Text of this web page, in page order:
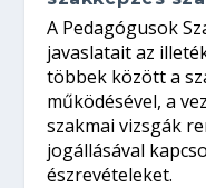
A Pedagógusok
javaslatait az
többek között a
működésével, a
szakmai vizsgák
jogállásával
észrevételeket.